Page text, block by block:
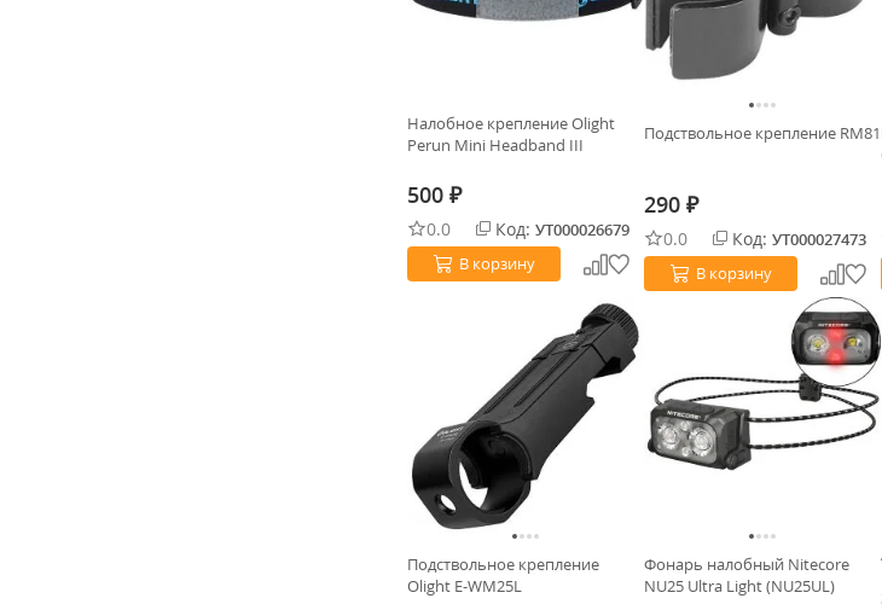
Налобное крепление Olight
Perun Mini Headband III
500 ₽
0.0 Код: УТ000026679
В корзину
Подствольное крепление RM81
290 ₽
0.0 Код: УТ000027473
В корзину
Подствольное крепление
Olight E-WM25L
Фонарь налобный Nitecore
NU25 Ultra Light (NU25UL)